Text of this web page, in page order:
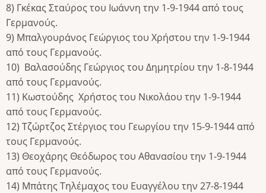
8) Γκέκας Σταύρος του Ιωάννη την 1-9-1944 από τους
Γερμανούς.
9) Μπαλγουράνος Γεώργιος του Χρήστου την 1-9-1944
από τους Γερμανούς.
10) Βαλασούδης Γεώργιος του Δημητρίου την 1-8-1944
από τους Γερμανούς.
11) Κωστούδης Χρήστος του Νικολάου την 1-9-1944
από τους Γερμανούς.
12) Τζώρτζος Στέργιος του Γεωργίου την 15-9-1944 από
τους Γερμανούς.
13) Θεοχάρης Θεόδωρος του Αθανασίου την 1-9-1944
από τους Γερμανούς.
14) Μπάτης Τηλέμαχος του Ευαγγέλου την 27-8-1944